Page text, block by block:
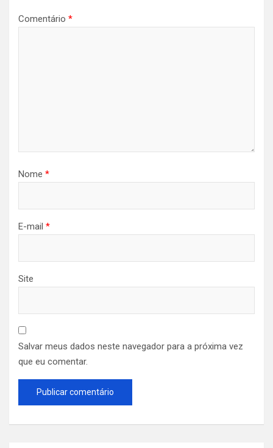
Comentário *
Nome *
E-mail *
Site
Salvar meus dados neste navegador para a próxima vez
que eu comentar.